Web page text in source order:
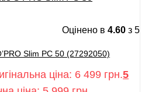
Оцінено в 4.60 з 5
Slim PC 50 (27292050)
ціна: 6 499 грн.5